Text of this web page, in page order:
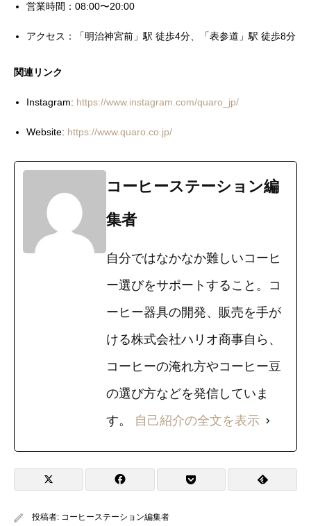
営業時間：08:00〜20:00
アクセス：「明治神宮前」駅 徒歩4分、「表参道」駅 徒歩8分
関連リンク
Instagram: https://www.instagram.com/quaro_jp/
Website: https://www.quaro.co.jp/
コーヒーステーション編
集者
自分ではなかなか難しいコーヒ
ー選びをサポートすること。コ
ーヒー器具の開発、販売を手が
ける株式会社ハリオ商事自ら、
コーヒーの淹れ方やコーヒー豆
の選び方などを発信していま
す。 自己紹介の全文を表示
投稿者: コーヒーステーション編集者